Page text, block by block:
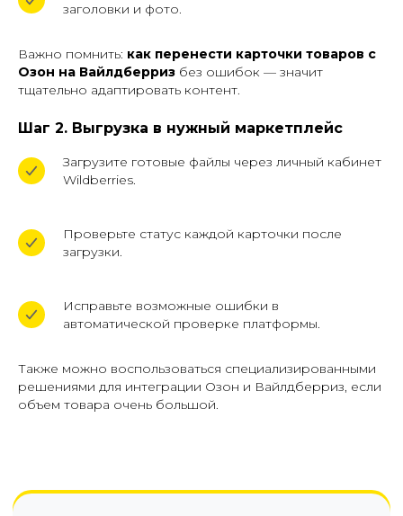
заголовки и фото.
Важно помнить: как перенести карточки товаров с
Озон на Вайлдберриз без ошибок — значит
тщательно адаптировать контент.
Шаг 2. Выгрузка в нужный маркетплейс
Загрузите готовые файлы через личный кабинет
Wildberries.
Проверьте статус каждой карточки после
загрузки.
Исправьте возможные ошибки в
автоматической проверке платформы.
Также можно воспользоваться специализированными
решениями для интеграции Озон и Вайлдберриз, если
объем товара очень большой.